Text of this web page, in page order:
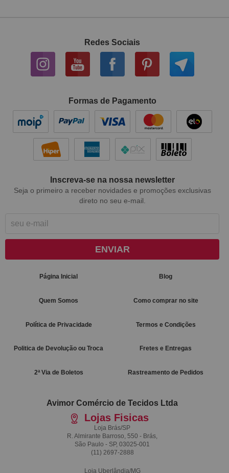
Redes Sociais
Formas de Pagamento
Inscreva-se na nossa newsletter
Seja o primeiro a receber novidades e promoções exclusivas
direto no seu e-mail.
ENVIAR
Página Inicial Blog
Quem Somos Como comprar no site
Política de Privacidade Termos e Condições
Politica de Devolução ou Troca Fretes e Entregas
2ª Via de Boletos Rastreamento de Pedidos
Avimor Comércio de Tecidos Ltda
Lojas Fisicas
Loja Brás/SP
R. Almirante Barroso, 550 - Brás,
São Paulo - SP, 03025-001
(11) 2697-2888
Loja Uberlândia/MG